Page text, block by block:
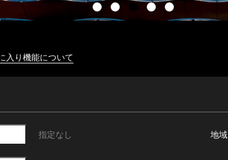
入り機能について
指定なし 地域